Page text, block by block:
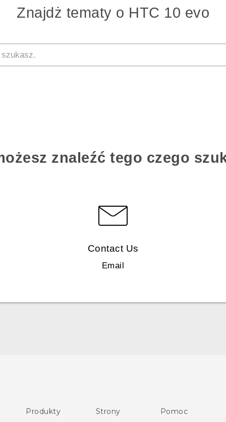
Znajdż tematy o HTC 10 evo
znaleźć tego czego
Contact Us
Email
Polish - Wytyczne dotyczące bezpieczeństwa i wytyczne
Produkty Strony Pomoc